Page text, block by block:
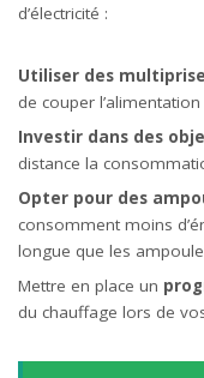
d’électricité :
Utiliser des
de couper
Investir dans des
distance la
Opter pour des
consomment moins
longue que les
Mettre en place un
du chauffage lors de